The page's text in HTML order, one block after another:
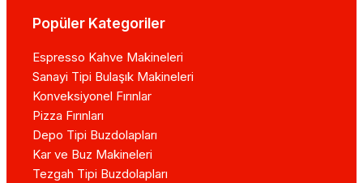
Popüler Kategoriler
Espresso Kahve Makineleri
Sanayi Tipi Bulaşık Makineleri
Konveksiyonel Fırınlar
Pizza Fırınları
Depo Tipi Buzdolapları
Kar ve Buz Makineleri
Tezgah Tipi Buzdolapları